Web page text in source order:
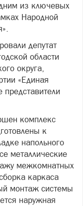
из ключевых
Народной
депутат
области
округа,
«Единая
комплекс
к
напольного
металлические
межкомнатных
каркаса
монтаж системы
наружная